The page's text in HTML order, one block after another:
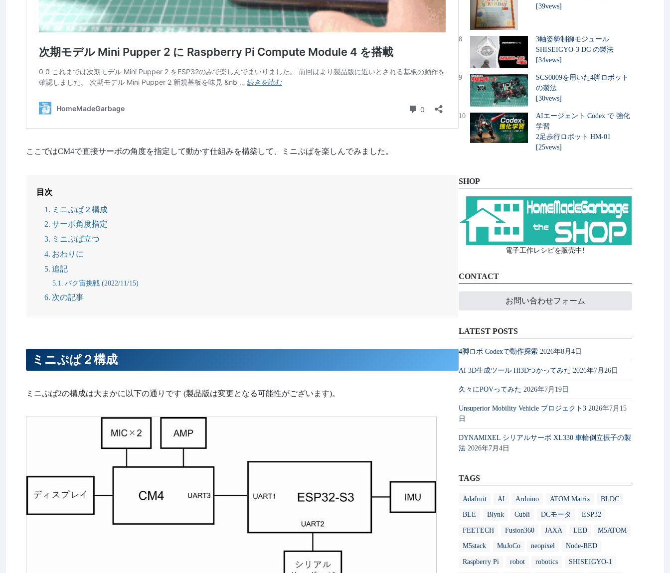
ここではCM4で直接サーボの角度を指定して動かす仕組みを構築して、ミニぷぱを楽しんでみました。
目次
ミニぷぱ２構成
サーボ角度指定
ミニぷぱ立つ
おわりに
追記
バク宙挑戦 (2022/11/15)
次の記事
ミニぷぱ２構成
ミニぷぱ2の構成は大まかに以下の通りです (製品版は変更となる可能性がございます)。
[39vews]
8
3軸姿勢制御モジュール
SHISEIGYO-3 DC の製法
[34vews]
9
SCS0009を用いた4脚ロボット
の製法
[30vews]
10
AIエージェント Codex で 強化
学習
2足歩行ロボット HM-01
[25vews]
SHOP
電子工作レシピを販売中!
CONTACT
お問い合わせフォーム
LATEST POSTS
4脚ロボ Codexで動作探索 2026年8月4日
AI 3D生成ツール Hi3Dつかってみた 2026年7月26日
久々にPOVってみた 2026年7月19日
Unsuperior Mobility Vehicle プロジェクト3 2026年7月15
日
DYNAMIXEL シリアルサーボ XL330 車輪倒立振子の製
法 2026年7月4日
TAGS
Adafruit AI Arduino ATOM Matrix BLDC
BLE Blynk Cubli DCモータ ESP32
FEETECH Fusion360 JAXA LED M5ATOM
M5stack MuJoCo neopixel Node-RED
Raspberry Pi robot robotics SHISEIGYO-1